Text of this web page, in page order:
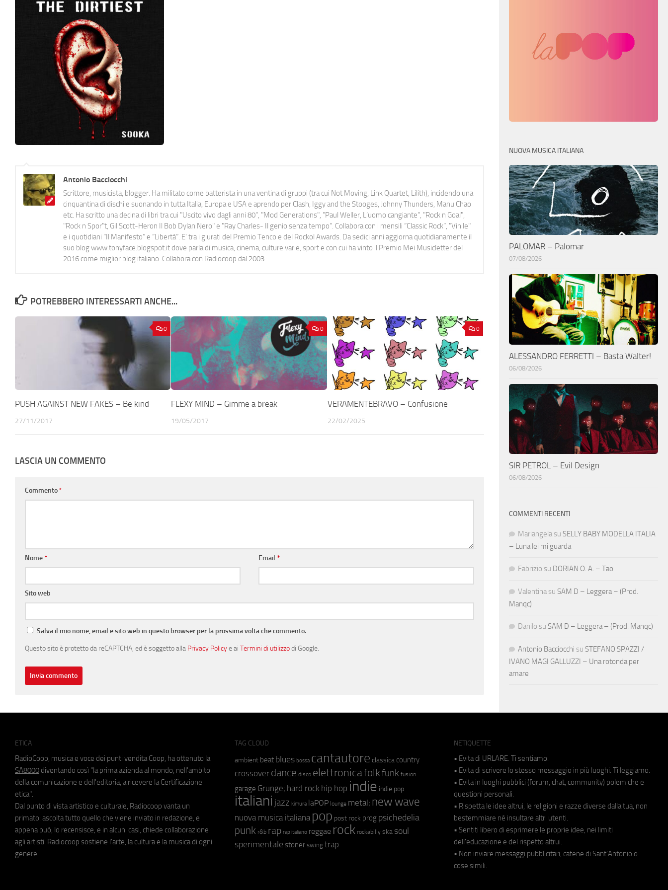
Antonio Bacciocchi
Scrittore, musicista, blogger. Ha militato come batterista in una ventina di gruppi (tra cui Not Moving, Link Quartet, Lilith), incidendo una
cinquantina di dischi e suonando in tutta Italia, Europa e USA e aprendo per Clash, Iggy and the Stooges, Johnny Thunders, Manu Chao
etc. Ha scritto una decina di libri tra cui "Uscito vivo dagli anni 80", "Mod Generations", "Paul Weller, L’uomo cangiante", "Rock n Goal",
"Rock n Spor"t, Gil Scott-Heron Il Bob Dylan Nero" e "Ray Charles- Il genio senza tempo". Collabora con i mensili “Classic Rock”, "Vinile"
e i quotidiani “Il Manifesto” e “Libertà”. E' tra i giurati del Premio Tenco e del Rockol Awards. Da sedici anni aggiorna quotidianamente il
suo blog www.tonyface.blogspot.it dove parla di musica, cinema, culture varie, sport e con cui ha vinto il Premio Mei Musicletter del
2016 come miglior blog italiano. Collabora con Radiocoop dal 2003.
POTREBBERO INTERESSARTI ANCHE...
0
PUSH AGAINST NEW FAKES – Be kind
27/11/2017
0
FLEXY MIND – Gimme a break
19/05/2017
0
VERAMENTEBRAVO – Confusione
22/02/2025
LASCIA UN COMMENTO
Commento*
Nome* Email*
Sito web
Salva il mio nome, email e sito web in questo browser per la prossima volta che commento.
Questo sito è protetto da reCAPTCHA, ed è soggetto alla Privacy Policye ai Termini di utilizzodi Google.
NUOVA MUSICA ITALIANA
PALOMAR – Palomar
07/08/2026
ALESSANDRO FERRETTI – Basta Walter!
06/08/2026
SIR PETROL – Evil Design
06/08/2026
COMMENTI RECENTI
Mariangela su SELLY BABY MODELLA ITALIA
– Luna lei mi guarda
Fabrizio su DORIAN O. A. – Tao
Valentina su SAM D – Leggera – (Prod.
Manqc)
Danilo su SAM D – Leggera – (Prod. Manqc)
Antonio Bacciocchi su STEFANO SPAZZI /
IVANO MAGI GALLUZZI – Una rotonda per
amare
ETICA
RadioCoop, musica e voce dei punti vendita Coop, ha ottenuto la
SA8000 diventando così "la prima azienda al mondo, nell'ambito
della comunicazione e dell'editoria, a ricevere la Certificazione
etica".
Dal punto di vista artistico e culturale, Radiocoop vanta un
primato: ascolta tutto quello che viene inviato in redazione, e
appena può, lo recensisce, e in alcuni casi, chiede collaborazione
agli artisti. Radiocoop sostiene l'arte, la cultura e la musica di ogni
genere.
TAG CLOUD
ambient beat blues bossa cantautore classica country
crossover dance disco elettronicafolkfunk fusion
garage Grunge; hard rock hip hop indie indie pop
italiani jazz kimura laPOP lounge metal; new wave
nuova musica italiana pop post rock prog psichedelia
punk r&b rap rap italiano reggae rock rockabilly ska soul
sperimentale stoner swing trap
NETIQUETTE
• Evita di URLARE. Ti sentiamo.
• Evita di scrivere lo stesso messaggio in più luoghi. Ti leggiamo.
• Evita in luoghi pubblici (forum, chat, community) polemiche e
questioni personali.
• Rispetta le idee altrui, le religioni e razze diverse dalla tua, non
bestemmiare né insultare altri utenti.
• Sentiti libero di esprimere le proprie idee, nei limiti
dell'educazione e del rispetto altrui.
• Non inviare messaggi pubblicitari, catene di Sant'Antonio o
cose simili.